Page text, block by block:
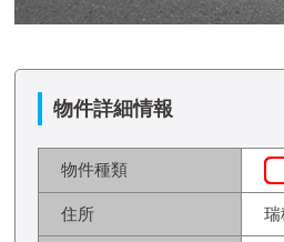
物件詳細情報
物件種類
住所 瑞